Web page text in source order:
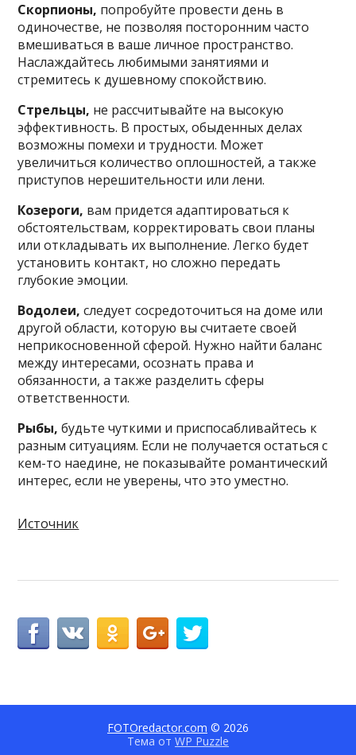
Скорпионы, попробуйте провести день в
одиночестве, не позволяя посторонним часто
вмешиваться в ваше личное пространство.
Наслаждайтесь любимыми занятиями и
стремитесь к душевному спокойствию.
Стрельцы, не рассчитывайте на высокую
эффективность. В простых, обыденных делах
возможны помехи и трудности. Может
увеличиться количество оплошностей, а также
приступов нерешительности или лени.
Козероги, вам придется адаптироваться к
обстоятельствам, корректировать свои планы
или откладывать их выполнение. Легко будет
установить контакт, но сложно передать
глубокие эмоции.
Водолеи, следует сосредоточиться на доме или
другой области, которую вы считаете своей
неприкосновенной сферой. Нужно найти баланс
между интересами, осознать права и
обязанности, а также разделить сферы
ответственности.
Рыбы, будьте чуткими и приспосабливайтесь к
разным ситуациям. Если не получается остаться с
кем-то наедине, не показывайте романтический
интерес, если не уверены, что это уместно.
Источник
FOTOredactor.com © 2026
Тема от WP Puzzle